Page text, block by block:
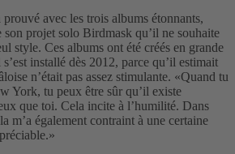
avec les trois albums étonnants,
son projet solo Birdmask qu’il ne souhaite
style. Ces albums ont été créés en grande
installé dès 2012, parce qu’il estimait
n’était pas assez stimulante. «Quand tu
York, tu peux être sûr qu’il existe
que toi. Cela incite à l’humilité. Dans
m’a également contraint à une certaine